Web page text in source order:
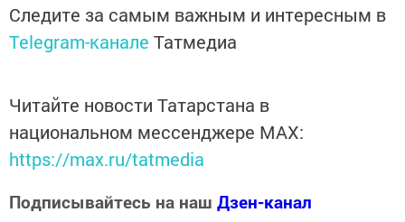
Следите за самым важным и интересным в
Telegram-канале Татмедиа
Читайте новости Татарстана в
национальном мессенджере MАХ:
https://max.ru/tatmedia
Подписывайтесь на наш Дзен-канал